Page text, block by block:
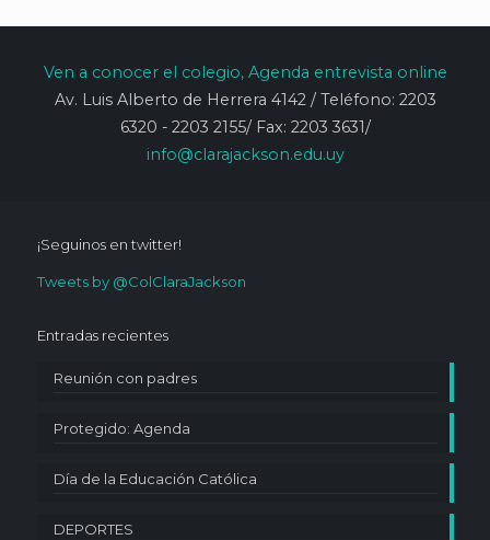
Ven a conocer el colegio, Agenda entrevista online
Av. Luis Alberto de Herrera 4142 / Teléfono: 2203
6320 - 2203 2155/ Fax: 2203 3631/
info@clarajackson.edu.uy
¡Seguinos en twitter!
Tweets by @ColClaraJackson
Entradas recientes
Reunión con padres
Protegido: Agenda
Día de la Educación Católica
DEPORTES